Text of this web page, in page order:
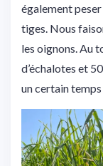
également
tiges. Nous
les oignons. Au
d’échalotes et
un certain temps